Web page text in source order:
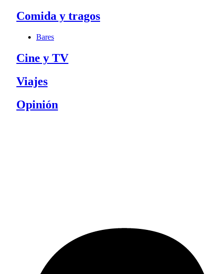
Comida y tragos
Bares
Cine y TV
Viajes
Opinión